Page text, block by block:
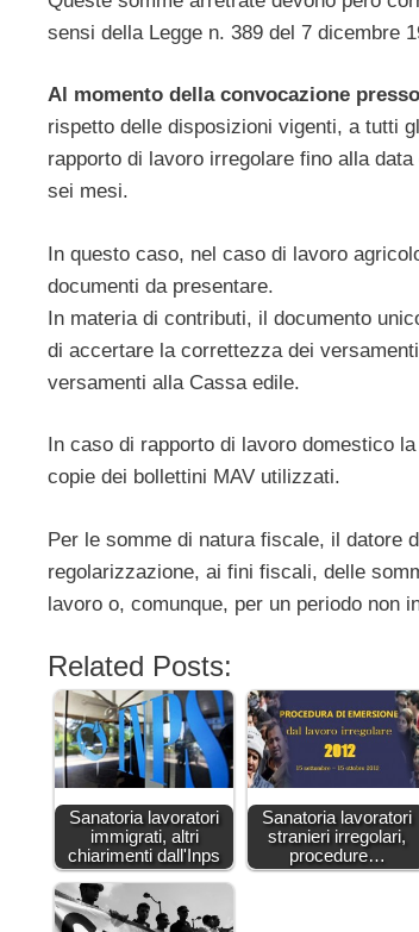
sensi della Legge n. 389 del 7 dicembre
Al momento della convocazione
rispetto delle disposizioni vigenti, a tutti
rapporto di lavoro irregolare fino alla
sei mesi.
In questo caso, nel caso di lavoro
documenti da presentare.
In materia di contributi, il documento
di accertare la correttezza dei
versamenti alla Cassa edile.
In caso di rapporto di lavoro domestico
copie dei bollettini MAV utilizzati.
Per le somme di natura fiscale, il datore
regolarizzazione, ai fini fiscali, delle
lavoro o, comunque, per un periodo non
Related Posts:
Sanatoria lavoratori
immigrati, altri
chiarimenti dall'Inps
Sanatoria lavoratori
stranieri irregolari,
procedure…